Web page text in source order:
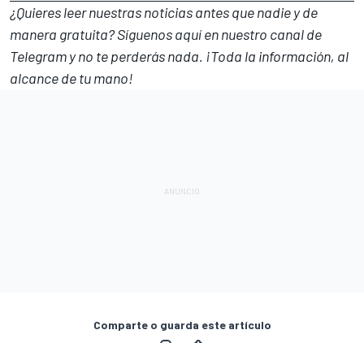
¿Quieres leer nuestras noticias antes que nadie y de
manera gratuita? Síguenosaquí en nuestro canal de
Telegramy no te perderás nada. ¡Toda la información, al
alcance de tu mano!
Comparte o guarda este artículo